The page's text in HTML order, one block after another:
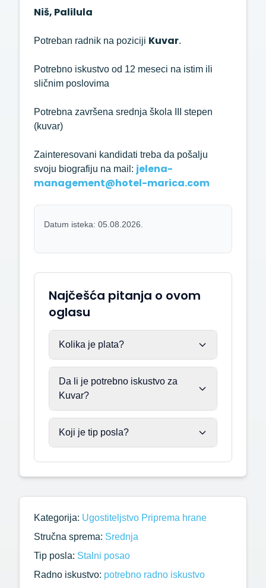
Niš, Palilula
Potreban radnik na poziciji Kuvar.
Potrebno iskustvo od 12 meseci na istim ili
sličnim poslovima
Potrebna završena srednja škola III stepen
(kuvar)
Zainteresovani kandidati treba da pošalju
svoju biografiju na mail: jelena-
management@hotel-marica.com
Datum isteka: 05.08.2026.
Najčešća pitanja o ovom
oglasu
Kolika je plata?
Da li je potrebno iskustvo za
Kuvar?
Koji je tip posla?
Kategorija: Ugostiteljstvo Priprema hrane
Stručna sprema: Srednja
Tip posla: Stalni posao
Radno iskustvo: potrebno radno iskustvo